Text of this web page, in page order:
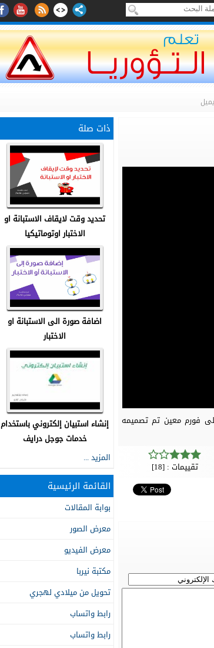
ذات صلة
تحديد وقت لايقاف الاستبانة او
الاختبار اوتوماتيكيا
اضافة صورة الى الاستبانة او
الاختبار
إنشاء استبيان إلكتروني باستخدام
خدمات جوجل درايف
المزيد ...
القائمة الرئيسية
بوابة المقالات
معرض الصور
معرض الفيديو
مكتبة نيربا
تحويل من ميلادي لهجري
رابط واتساب
رابط واتساب
على فورم معين تم تصميمه
تقييمات : [18]